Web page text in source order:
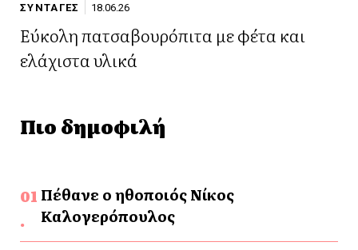
ΣΥΝΤΑΓΕΣ 18.06.26
Εύκολη πατσαβουρόπιτα με φέτα και
ελάχιστα υλικά
Πιο δημοφιλή
Πέθανε ο ηθοποιός Νίκος
Καλογερόπουλος